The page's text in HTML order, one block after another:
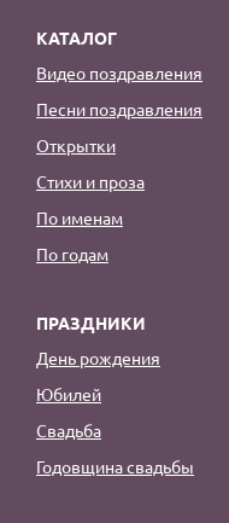
КАТАЛОГ
Видео поздравления
Песни поздравления
Открытки
Стихи и проза
По именам
По годам
ПРАЗДНИКИ
День рождения
Юбилей
Свадьба
Годовщина свадьбы